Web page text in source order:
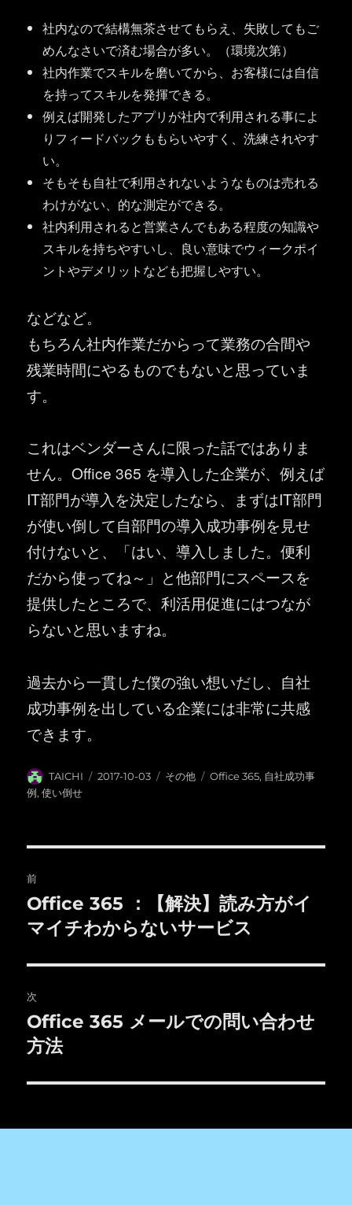
社内なので結構無茶させてもらえ、失敗してもご
めんなさいで済む場合が多い。（環境次第）
社内作業でスキルを磨いてから、お客様には自信
を持ってスキルを発揮できる。
例えば開発したアプリが社内で利用される事によ
りフィードバックももらいやすく、洗練されやす
い。
そもそも自社で利用されないようなものは売れる
わけがない、的な測定ができる。
社内利用されると営業さんでもある程度の知識や
スキルを持ちやすいし、良い意味でウィークポイ
ントやデメリットなども把握しやすい。
などなど。
もちろん社内作業だからって業務の合間や
残業時間にやるものでもないと思っていま
す。
これはベンダーさんに限った話ではありま
せん。Office 365 を導入した企業が、例えば
IT部門が導入を決定したなら、まずはIT部門
が使い倒して自部門の導入成功事例を見せ
付けないと、「はい、導入しました。便利
だから使ってね～」と他部門にスペースを
提供したところで、利活用促進にはつなが
らないと思いますね。
過去から一貫した僕の強い想いだし、自社
成功事例を出している企業には非常に共感
できます。
投
稿
TAICHI
投
2017-10-03
カ
その他
タ
Office 365, 自社成功事
例,使い倒せ
稿
ナ
ビ
ゲ
ー
シ
ン
前
前
の
稿:
Office 365 ：【解決】読み方がイ
マイチわからないサービス
次
次
の
稿:
Office 365 メールでの問い合わせ
方法